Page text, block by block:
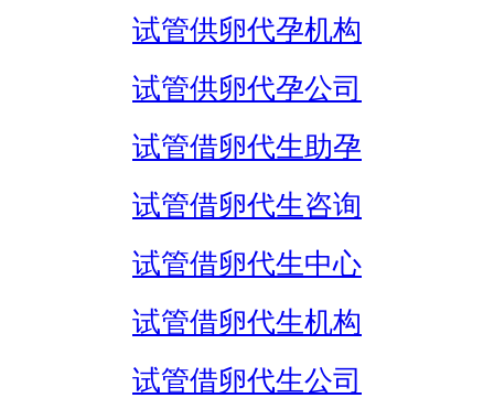
试管供卵代孕机构
试管供卵代孕公司
试管借卵代生助孕
试管借卵代生咨询
试管借卵代生中心
试管借卵代生机构
试管借卵代生公司